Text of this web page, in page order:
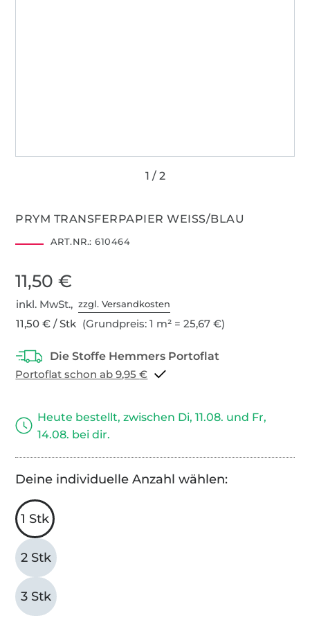
PRYM TRANSFERPAPIER WEISS/BLAU
ART.NR.: 610464
11,50 €
inkl. MwSt.,zzgl. Versandkosten
11,50 € / Stk (Grundpreis: 1 m² = 25,67 €)
Portoflat schon ab 9,95 €
Heute bestellt, zwischen Di, 11.08. und Fr,
14.08. bei dir.
Deine individuelle Anzahl wählen:
1 Stk
2 Stk
3 Stk